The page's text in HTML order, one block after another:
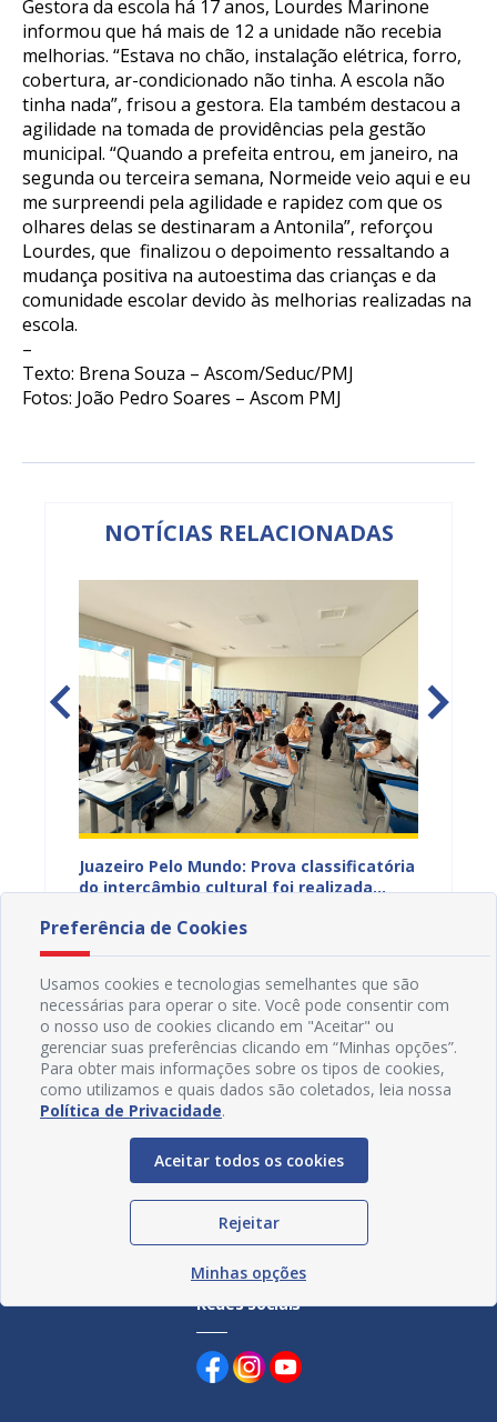
Gestora da escola há 17 anos, Lourdes Marinone
informou que há mais de 12 a unidade não recebia
melhorias. “Estava no chão, instalação elétrica, forro,
cobertura, ar-condicionado não tinha. A escola não
tinha nada”, frisou a gestora. Ela também destacou a
agilidade na tomada de providências pela gestão
municipal. “Quando a prefeita entrou, em janeiro, na
segunda ou terceira semana, Normeide veio aqui e eu
me surpreendi pela agilidade e rapidez com que os
olhares delas se destinaram a Antonila”, reforçou
Lourdes, que finalizou o depoimento ressaltando a
mudança positiva na autoestima das crianças e da
comunidade escolar devido às melhorias realizadas na
escola.
–
Texto: Brena Souza – Ascom/Seduc/PMJ
Fotos: João Pedro Soares – Ascom PMJ
NOTÍCIAS RELACIONADAS
Juazeiro Pelo Mundo: Prova classificatória
do intercâmbio cultural foi realizada
divulgado nesta terça (04)
03/08/2026 16H39
Redes Sociais
Preferência de Cookies
Usamos cookies e tecnologias semelhantes que são
necessárias para operar o site. Você pode consentir com
o nosso uso de cookies clicando em "Aceitar" ou
gerenciar suas preferências clicando em “Minhas opções”.
Para obter mais informações sobre os tipos de cookies,
como utilizamos e quais dados são coletados, leia nossa
Política de Privacidade.
Aceitar todos os cookies
Rejeitar
Minhas opções